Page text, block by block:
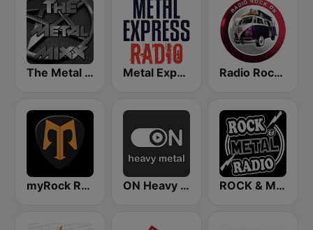
The Metal MIXX Metal Express Radio Rock On
myRock Radio ON Heavy Metal ROCK & METAL